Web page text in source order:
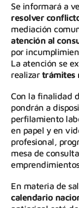
Se informará a
resolver
mediación
atención al
por
La atención se
realizartrámites
Con la finalidad
pondrán a
perfilamiento
en papel y en
profesional,
mesa de
En materia de
calendario